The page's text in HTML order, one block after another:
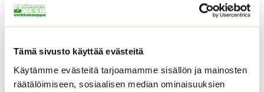
Tämä sivusto käyttää evästeitä
Käytämme evästeitä tarjoamamme sisällön ja mainosten
räätälöimiseen, sosiaalisen median ominaisuuksien